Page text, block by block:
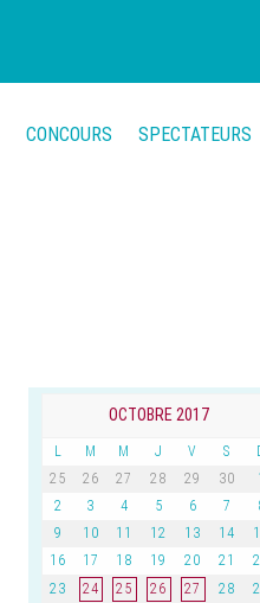
CONCOURS SPECTATEURS
OCTOBRE 2017
L M M J V S
25
26 27 28 29 30
1
2
3 4 5 6 7
9
10 11 12 13 14
16
17 18 19 20 21
23
24 25 26 27 28